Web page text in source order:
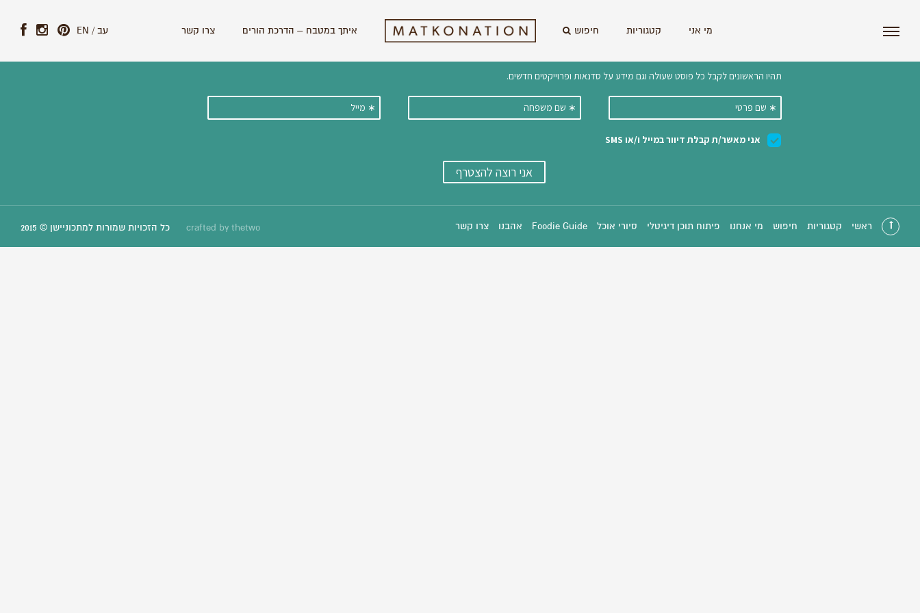
מי אני קטגוריות חיפוש איתך במטבח – הדרכת הורים צרו קשר EN / עב
הצטרפו לניוזלטר שלנו וקבלו ישירות למייל עדכונים על מתכונים וסיפורים חדשים:
ראשי קטגוריות חיפוש מי אנחנו פיתוח תוכן דיגיטלי סיורי אוכל Foodie Guide אהבנו צרו קשר crafted by thetwo כל הזכויות שמורות למתכוניישן © 2015